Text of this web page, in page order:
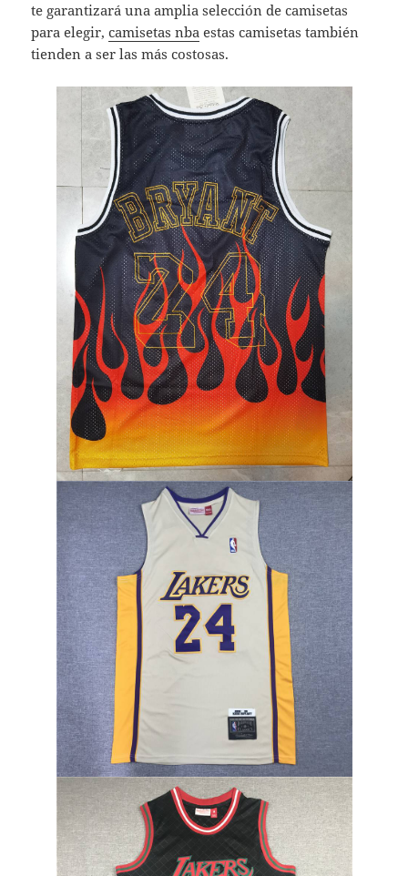
te garantizará una amplia selección de camisetas
para elegir,camisetas nba estas camisetas también
tienden a ser las más costosas.